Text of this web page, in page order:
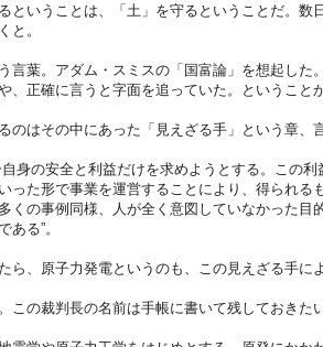
ということは、「土」を守るということだ。
と。
言葉。アダム・スミスの「国富論」を想起し
、正確に言うと字面を追っていた。ということ
のはその中にあった「見えざる手」という章、言
自身の安全と利益だけを求めようとする。この
った形で事業を運営することにより、得られ
くの事例同様、人が全く意図していなかった
ある”。
ら、原子力発電というのも、この見えざる手に
この裁判長の名前は手帳に書いて残しておきた